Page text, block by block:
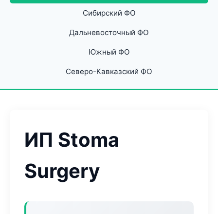
Сибирский ФО
Дальневосточный ФО
Южный ФО
Северо-Кавказский ФО
ИП Stoma
Surgery